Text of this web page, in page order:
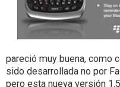
pareció muy buena, como
sido desarrollada no por
pero esta nueva versión